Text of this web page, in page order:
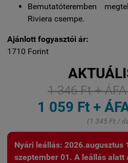
Bemutatóteremben
Riviera csempe.
Ajánlott fogyasztói ár:
1710 Forint
1 346 Ft +
1 059 Ft +
(1 345 Ft /
Nyári leállás: 2026.augusztus
szeptember 01. A leállás alatt